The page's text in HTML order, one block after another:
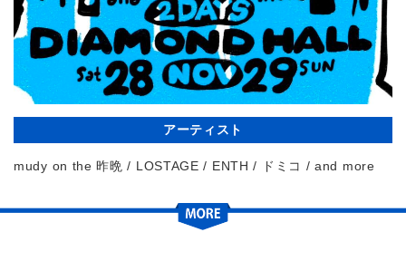
アーティスト
mudy on the 昨晩 / LOSTAGE / ENTH / ドミコ / and more